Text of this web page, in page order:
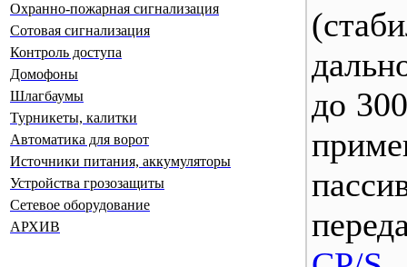
Охранно-пожарная сигнализация
Сотовая сигнализация
Контроль доступа
Домофоны
Шлагбаумы
Турникеты, калитки
Автоматика для ворот
Источники питания, аккумуляторы
Устройства грозозащиты
Сетевое оборудование
АРХИВ
до